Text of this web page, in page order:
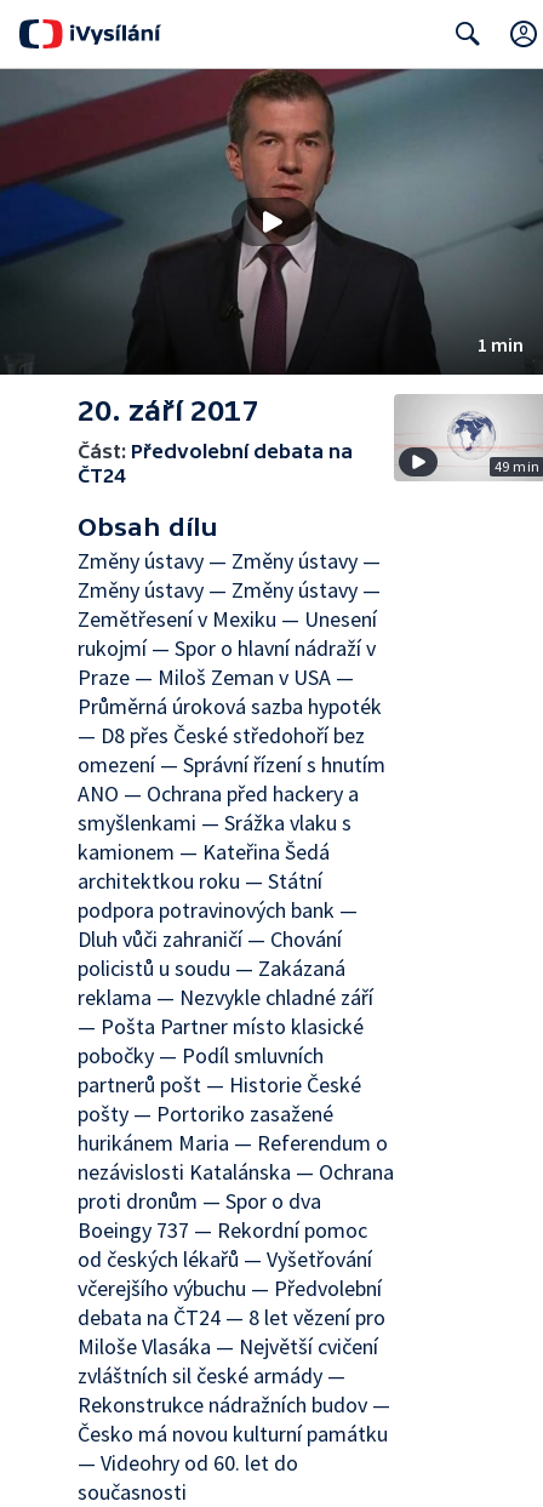
1 min
20. září 2017
Část: Předvolební debata na
ČT24
Obsah dílu
Změny ústavy — Změny ústavy —
Změny ústavy — Změny ústavy —
Zemětřesení v Mexiku — Unesení
rukojmí — Spor o hlavní nádraží v
Praze — Miloš Zeman v USA —
Průměrná úroková sazba hypoték
— D8 přes České středohoří bez
omezení — Správní řízení s hnutím
ANO — Ochrana před hackery a
smyšlenkami — Srážka vlaku s
kamionem — Kateřina Šedá
architektkou roku — Státní
podpora potravinových bank —
Dluh vůči zahraničí — Chování
policistů u soudu — Zakázaná
reklama — Nezvykle chladné září
— Pošta Partner místo klasické
pobočky — Podíl smluvních
partnerů pošt — Historie České
pošty — Portoriko zasažené
hurikánem Maria — Referendum o
nezávislosti Katalánska — Ochrana
proti dronům — Spor o dva
Boeingy 737 — Rekordní pomoc
od českých lékařů — Vyšetřování
včerejšího výbuchu — Předvolební
debata na ČT24 — 8 let vězení pro
Miloše Vlasáka — Největší cvičení
zvláštních sil české armády —
Rekonstrukce nádražních budov —
Česko má novou kulturní památku
— Videohry od 60. let do
současnosti
49 min